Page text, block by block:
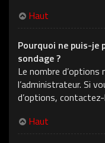
Haut
Pourquoi ne puis-je
sondage ?
Le nombre
l’administrateur. Si
d’options,
Haut